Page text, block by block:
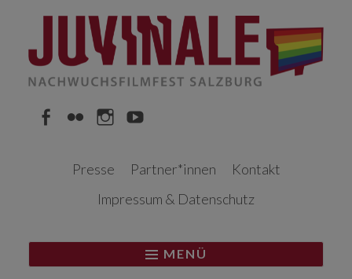
Inhalt
Presse
Partner*innen
Kontakt
Impressum & Datenschutz
MENÜ